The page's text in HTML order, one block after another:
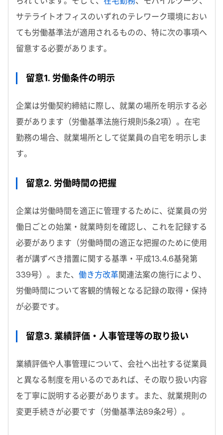
サテライトオフィスのいずれのテレワーク環境におい
ても労働基準法が適用されるものの、特に次の事項へ
留意する必要があります。
留意1. 労働条件の明示
企業は労働契約締結に際し、就業の場所を明示する必
要があります（労働基準法施行規則5条2項）。在宅
勤務の場合、就業場所として従業員の自宅を明示しま
す。
留意2. 労働時間の把握
企業は労働時間を適正に管理するために、従業員の労
働日ごとの始業・就業時刻を確認し、これを記録する
必要があります（労働時間の適正な把握のために使用
者が講ずべき措置に関する基準・平成13.4.6基発第
339号）。また、 働き方改革関連法案の施行により、
労働時間について客観的情報となる記録の取得・保持
が必要です。
留意3. 業績評価・人事管理等の取り扱い
業績評価や人事管理について、会社へ出社する従業員
と異なる制度を用いるのであれば、その取り扱い内容
を丁寧に説明する必要があります。また、就業規則の
変更手続きが必要です（労働基準法89条2号）。